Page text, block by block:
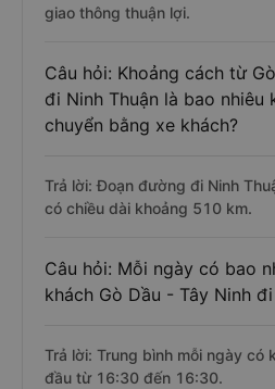
giao thông thuận lợi.
Câu hỏi: Khoảng cách từ
đi Ninh Thuận là bao nhiêu
chuyển bằng xe khách?
Trả lời: Đoạn đường đi Ninh
có chiều dài khoảng 510 km.
Câu hỏi: Mỗi ngày có bao
khách Gò Dầu - Tây Ninh
Trả lời: Trung bình mỗi ngày có
đầu từ 16:30 đến 16:30.